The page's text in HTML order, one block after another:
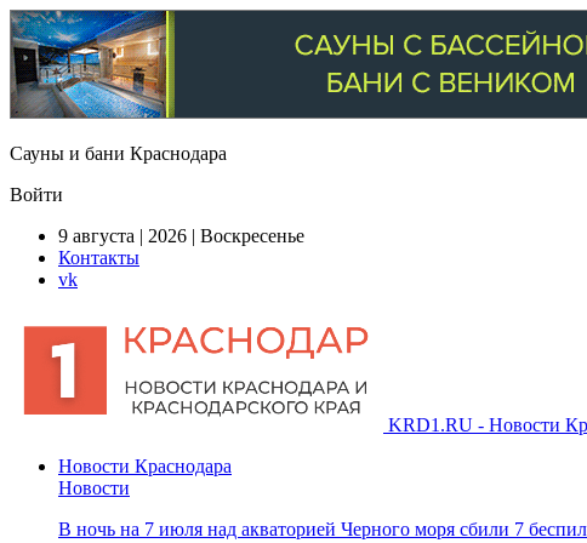
Сауны и бани Краснодара
Войти
9 августа | 2026 | Воскресенье
Контакты
vk
KRD1.RU - Новости
Новости Краснодара
Новости
В ночь на 7 июля над акваторией Черного моря сбили 7